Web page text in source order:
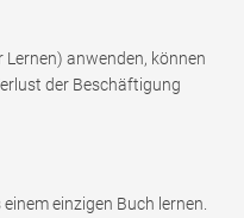
anwenden, können
der Beschäftigung
einzigen Buch lernen.